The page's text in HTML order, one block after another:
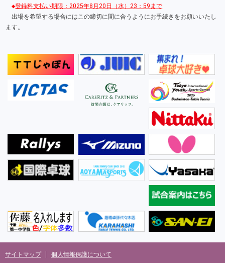
◆登録料支払い期限 ：2025年8月20日（水）23：59まで
出場を希望する場合にはこの締切に間に合うようにお手続きをお願いいたし
ます。
サイトマップ 個人情報保護について